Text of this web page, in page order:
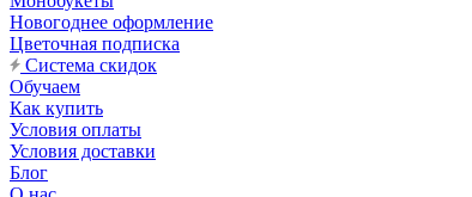
Новогоднее оформление
Цветочная подписка
Система скидок
Обучаем
Как купить
Условия оплаты
Условия доставки
Блог